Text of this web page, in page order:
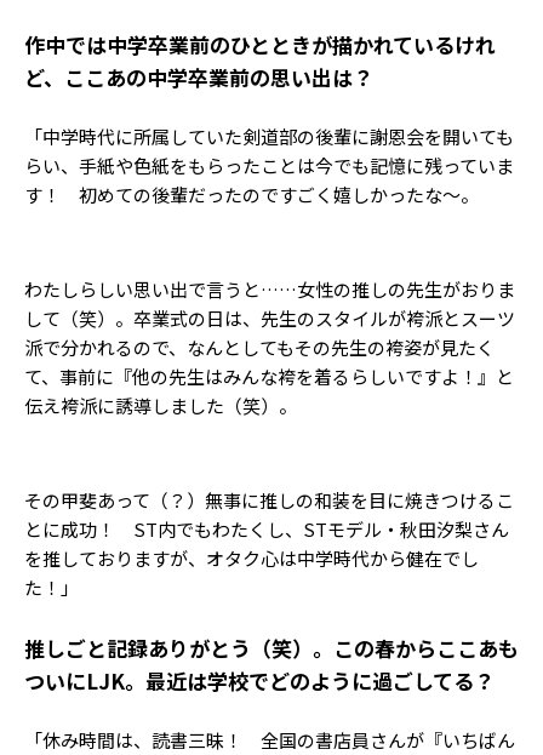
――作中では中学卒業前のひとときが描かれているけれ
ど、ここあの中学卒業前の思い出は？
「中学時代に所属していた剣道部の後輩に謝恩会を開いても
らい、手紙や色紙をもらったことは今でも記憶に残っていま
す！ 初めての後輩だったのですごく嬉しかったな〜。
わたしらしい思い出で言うと……女性の推しの先生がおりま
して（笑）。卒業式の日は、先生のスタイルが袴派とスーツ
派で分かれるので、なんとしてもその先生の袴姿が見たく
て、事前に『他の先生はみんな袴を着るらしいですよ！』と
伝え袴派に誘導しました（笑）。
その甲斐あって（？）無事に推しの和装を目に焼きつけるこ
とに成功！ ST内でもわたくし、STモデル・秋田汐梨さん
を推しておりますが、オタク心は中学時代から健在でし
た！」
――推しごと記録ありがとう（笑）。この春からここあも
ついにLJK。最近は学校でどのように過ごしてる？
「休み時間は、読書三昧！ 全国の書店員さんが『いちばん